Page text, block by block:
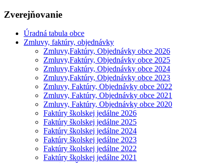
Zverejňovanie
Úradná tabula obce
Zmluvy, faktúry, objednávky
Zmluvy,Faktúry, Objednávky obce 2026
Zmluvy,Faktúry, Objednávky obce 2025
Zmluvy,Faktúry, Objednávky obce 2024
Zmluvy,Faktúry, Objednávky obce 2023
Zmluvy, Faktúry, Objednávky obce 2022
Zmluvy, Faktúry, Objednávky obce 2021
Zmluvy, Faktúry, Objednávky obce 2020
Faktúry školskej jedálne 2026
Faktúry školskej jedálne 2025
Faktúry školskej jedálne 2024
Faktúry školskej jedálne 2023
Faktúry školskej jedálne 2022
Faktúry školskej jedálne 2021